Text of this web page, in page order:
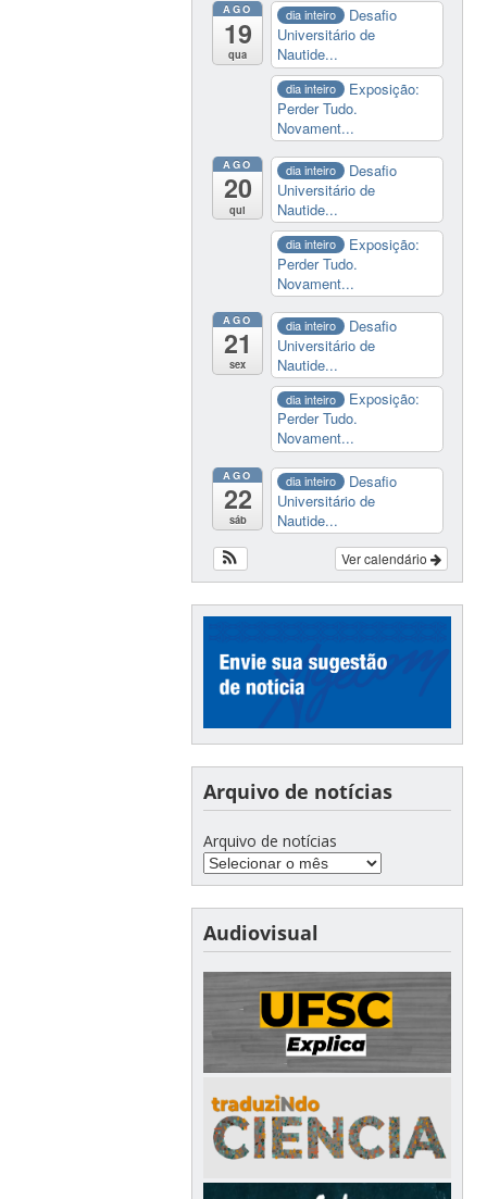
AGO
19
qua
dia inteiro
Desafio
Universitário de
Nautide...
dia inteiro
Exposição:
Perder Tudo.
Novament...
AGO
20
qui
dia inteiro
Desafio
Universitário de
Nautide...
dia inteiro
Exposição:
Perder Tudo.
Novament...
AGO
21
sex
dia inteiro
Desafio
Universitário de
Nautide...
dia inteiro
Exposição:
Perder Tudo.
Novament...
AGO
22
sáb
dia inteiro
Desafio
Universitário de
Nautide...
Ver calendário
Arquivo de notícias
Arquivo de notícias
Audiovisual